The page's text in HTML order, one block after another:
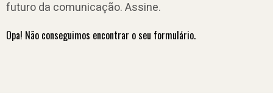
futuro da comunicação. Assine.
Opa! Não conseguimos encontrar o seu formulário.